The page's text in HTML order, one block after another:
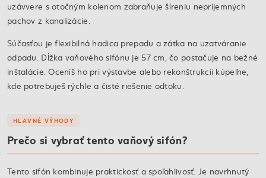
uzávvere s otočným kolenom zabraňuje šíreniu nepríjemných
pachov z kanalizácie.
Súčasťou je flexibilná hadica prepadu a zátka na uzatváranie
odpadu. Dĺžka vaňového sifónu je 57 cm, čo postačuje na bežné
inštalácie. Oceníš ho pri výstavbe alebo rekonštrukcii kúpeľne,
kde potrebuješ rýchle a čisté riešenie odtoku.
HLAVNÉ VÝHODY
Prečo si vybrať tento vaňový sifón?
Tento sifón kombinuje praktickosť a spoľahlivosť. Je navrhnutý